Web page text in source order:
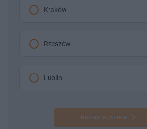
Kraków
Rzeszów
Lublin
Następne pytanie